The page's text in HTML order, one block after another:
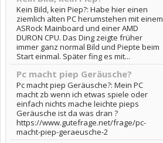
Kein Bild, kein Piep?: Habe hier einen
ziemlich alten PC herumstehen mit einem
ASRock Mainboard und einer AMD
DURON CPU. Das Ding zeigte früher
immer ganz normal Bild und Piepte beim
Start einmal. Später fing es mit...
Pc macht piep Geräusche?
Pc macht piep Geräusche?: Mein PC
macht zb wenn ich etwas spiele oder
einfach nichts mache leichte pieps
Geräusche ist da was dran ?
https://www.gutefrage.net/frage/pc-
macht-piep-geraeusche-2